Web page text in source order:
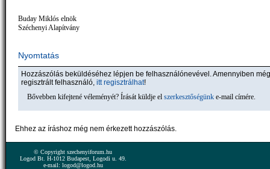
Buday Miklós elnök
Széchenyi Alapítvány
Nyomtatás
Hozzászólás beküldéséhez lépjen be felhasználónevével. Amennyiben
regisztrált felhasználó, itt regisztrálhat!
Bővebben kifejtené véleményét? Írását küldje el szerkesztőségünk e-mail címére.
Ehhez az íráshoz még nem érkezett hozzászólás.
© Copyright szechenyiforum.hu
Logod Bt. H-1012 Budapest, Logodi u. 49.
e-mail: logod@logod.hu